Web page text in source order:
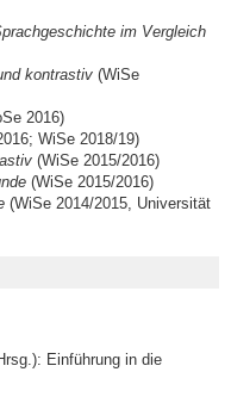
im Vergleich
kontrastiv (WiSe
2016)
WiSe 2018/19)
(WiSe 2015/2016)
(WiSe 2015/2016)
(WiSe 2014/2015, Universität
Einführung in die